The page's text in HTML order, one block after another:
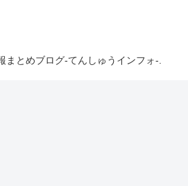
とめブログ-てんしゅうインフォ-.